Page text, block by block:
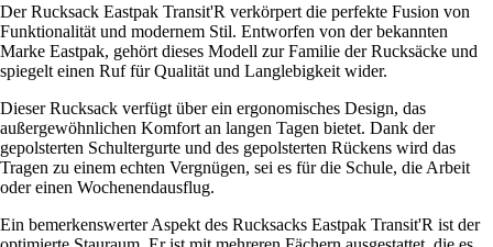
Der Rucksack Eastpak Transit'R verkörpert die perfekte Fusion von
Funktionalität und modernem Stil. Entworfen von der bekannten
Marke Eastpak, gehört dieses Modell zur Familie der Rucksäcke und
spiegelt einen Ruf für Qualität und Langlebigkeit wider.
Dieser Rucksack verfügt über ein ergonomisches Design, das
außergewöhnlichen Komfort an langen Tagen bietet. Dank der
gepolsterten Schultergurte und des gepolsterten Rückens wird das
Tragen zu einem echten Vergnügen, sei es für die Schule, die Arbeit
oder einen Wochenendausflug.
Ein bemerkenswerter Aspekt des Rucksacks Eastpak Transit'R ist der